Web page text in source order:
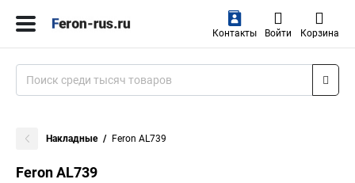
Контакты Войти Корзина
Накладные Feron AL739
Feron AL739